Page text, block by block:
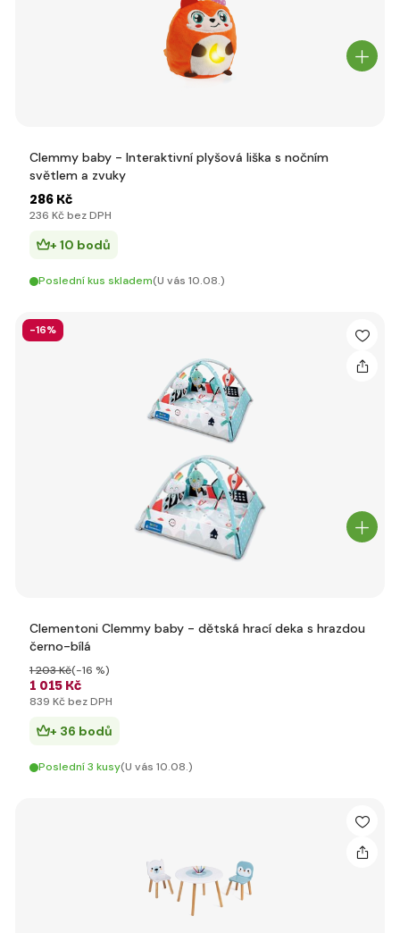
Clemmy baby - Interaktivní plyšová liška s nočním
světlem a zvuky
286 Kč
236 Kč bez DPH
+ 10 bodů
Poslední kus skladem(U vás 10.08.)
-16%
Clementoni Clemmy baby - dětská hrací deka s hrazdou
černo-bílá
1 015 Kč
1 203 Kč(-16 %)
839 Kč bez DPH
+ 36 bodů
Poslední 3 kusy(U vás 10.08.)